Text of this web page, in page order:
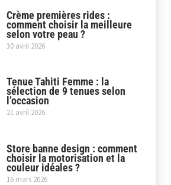
Crème premières rides :
comment choisir la meilleure
selon votre peau ?
30 avril 2026
Tenue Tahiti Femme : la
sélection de 9 tenues selon
l’occasion
21 avril 2026
Store banne design : comment
choisir la motorisation et la
couleur idéales ?
16 mars 2026